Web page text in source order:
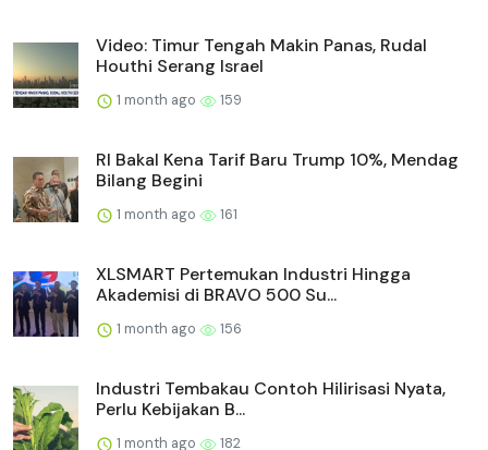
Video: Timur Tengah Makin Panas, Rudal
Houthi Serang Israel
1 month ago 159
RI Bakal Kena Tarif Baru Trump 10%, Mendag
Bilang Begini
1 month ago 161
XLSMART Pertemukan Industri Hingga
Akademisi di BRAVO 500 Su...
1 month ago 156
Industri Tembakau Contoh Hilirisasi Nyata,
Perlu Kebijakan B...
1 month ago 182